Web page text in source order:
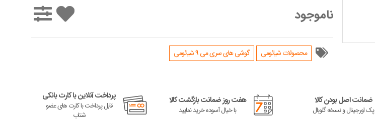
ناموجود
محصولات شیائومی گوشی های سری می 9 شیائومی
ضمانت اصل بودن کالا
پک اورجینال و نسخه گلوبال
هفت روز ضمانت بازگشت کالا
با خیال آسوده خرید نمایید
پرداخت آنلاین با کارت بانکی
قابل پرداخت با کارت های عضو
شتاب